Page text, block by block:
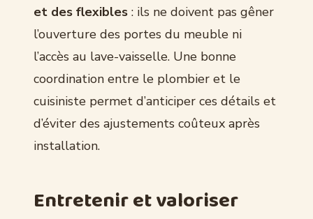
et des flexibles : ils ne doivent pas gêner
l’ouverture des portes du meuble ni
l’accès au lave-vaisselle. Une bonne
coordination entre le plombier et le
cuisiniste permet d’anticiper ces détails et
d’éviter des ajustements coûteux après
installation.
Entretenir et valoriser